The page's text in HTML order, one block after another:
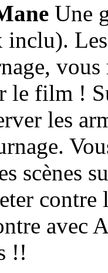
Une
inclu).
vous
le film !
les
scènes
contre
avec
!!